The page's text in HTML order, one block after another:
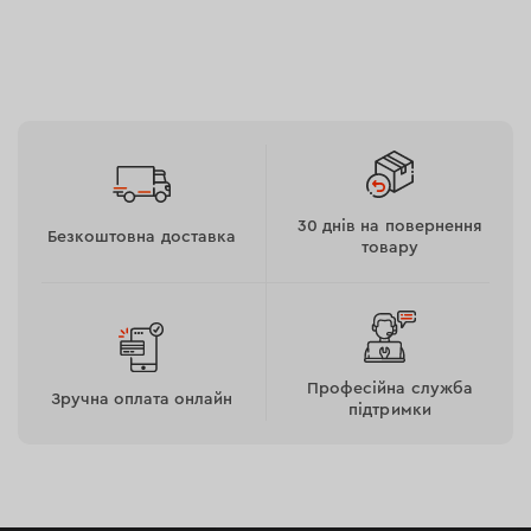
Потужність
Мотор потужністю 1400 Вт дозволяє виконати різання
арматури діаметром 14 мм лише за 2.1 секунди, а
чистка зварних швів довжиною 1 метр займає всього
2.3 хвилини. Завдяки наявності константної
Безкоштовна доставка
30 днів на повернення
товару
Зручна оплата онлайн
Професійна служба
підтримки